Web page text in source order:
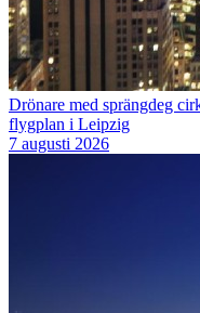
Drönare med sprängdeg
flygplan i Leipzig
7 augusti 2026